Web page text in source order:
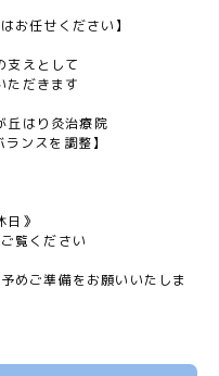
お任せください】
支えとして
ただきます
丘はり灸治療院
ンスを調整】
日》
覧ください
めご準備をお願いいたしま